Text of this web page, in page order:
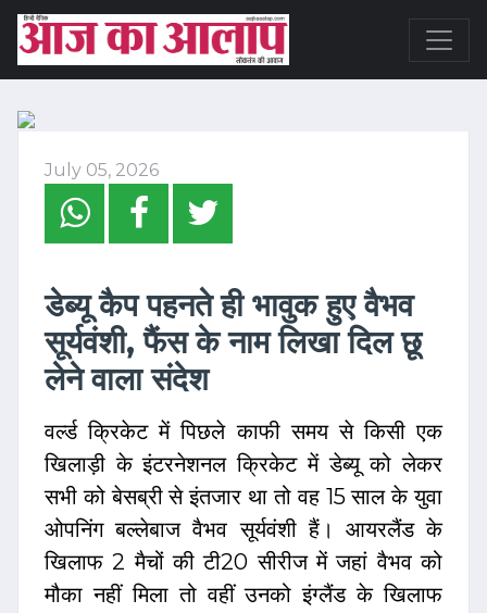
July 05, 2026
डेब्यू कैप पहनते ही भावुक हुए वैभव
सूर्यवंशी, फैंस के नाम लिखा दिल छू
लेने वाला संदेश
वर्ल्ड क्रिकेट में पिछले काफी समय से किसी एक
खिलाड़ी के इंटरनेशनल क्रिकेट में डेब्यू को लेकर
सभी को बेसब्री से इंतजार था तो वह 15 साल के युवा
ओपनिंग बल्लेबाज वैभव सूर्यवंशी हैं। आयरलैंड के
खिलाफ 2 मैचों की टी20 सीरीज में जहां वैभव को
मौका नहीं मिला तो वहीं उनको इंग्लैंड के खिलाफ